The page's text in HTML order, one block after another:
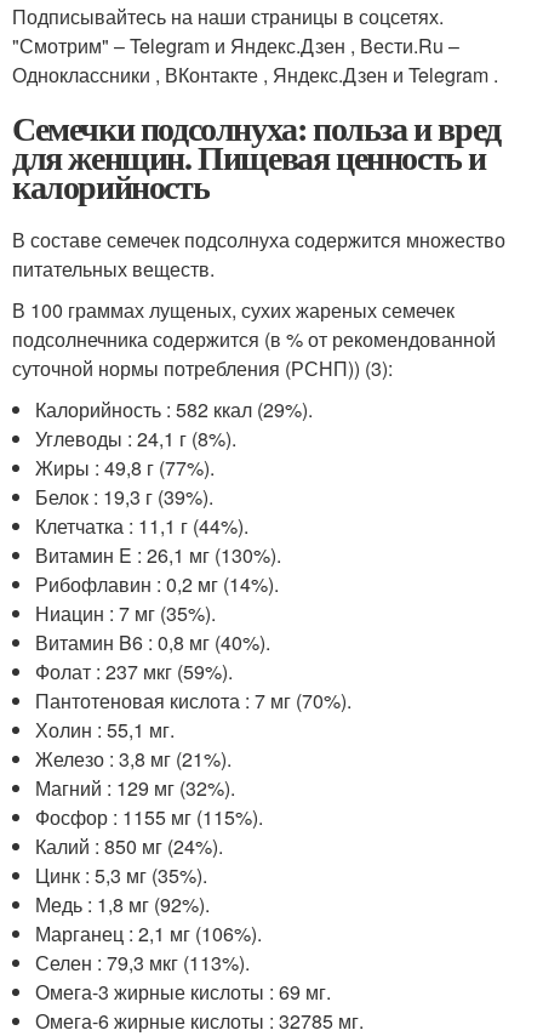
Подписывайтесь на наши страницы в соцсетях.
"Смотрим" – Telegram и Яндекс.Дзен , Вести.Ru –
Одноклассники , ВКонтакте , Яндекс.Дзен и Telegram .
Семечки подсолнуха: польза и вред
для женщин. Пищевая ценность и
калорийность
В составе семечек подсолнуха содержится множество
питательных веществ.
В 100 граммах лущеных, сухих жареных семечек
подсолнечника содержится (в % от рекомендованной
суточной нормы потребления (РСНП)) (3):
Калорийность : 582 ккал (29%).
Углеводы : 24,1 г (8%).
Жиры : 49,8 г (77%).
Белок : 19,3 г (39%).
Клетчатка : 11,1 г (44%).
Витамин E : 26,1 мг (130%).
Рибофлавин : 0,2 мг (14%).
Ниацин : 7 мг (35%).
Витамин B6 : 0,8 мг (40%).
Фолат : 237 мкг (59%).
Пантотеновая кислота : 7 мг (70%).
Холин : 55,1 мг.
Железо : 3,8 мг (21%).
Магний : 129 мг (32%).
Фосфор : 1155 мг (115%).
Калий : 850 мг (24%).
Цинк : 5,3 мг (35%).
Медь : 1,8 мг (92%).
Марганец : 2,1 мг (106%).
Селен : 79,3 мкг (113%).
Омега-3 жирные кислоты : 69 мг.
Омега-6 жирные кислоты : 32785 мг.